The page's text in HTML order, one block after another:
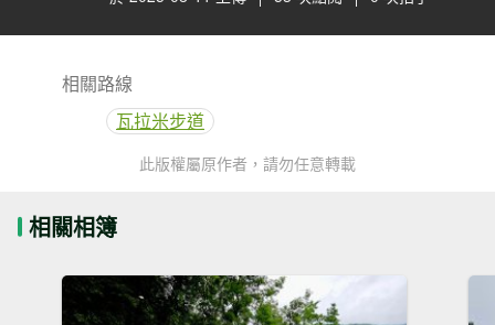
相關路線
瓦拉米步道
此版權屬原作者，請勿任意轉載
相關相簿